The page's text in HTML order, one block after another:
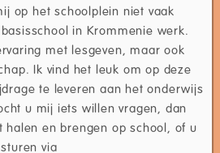
op het schoolplein niet vaak
in Krommenie werk.
met lesgeven, maar ook
Ik vind het leuk om op deze
te leveren aan het onderwijs
u mij iets willen vragen, dan
halen en brengen op school, of u
via